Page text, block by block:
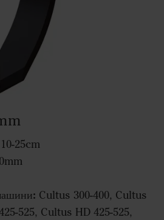
10-25cm
Cultus 300-400, Cultus
525, Cultus HD 425-525,